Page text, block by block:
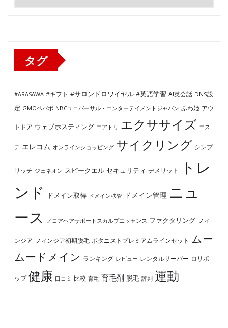
タグ
#ARASAWA #ギフト #サロンドロワイヤル #英語学習 AI英会話 DNS設
定 GMOペパボ NBCユニバーサル・エンターテイメントジャパン ふわ姫 アウ
トドア ウェブホスティング エアトリ エクササイズ エス
テ エレコム オンラインショッピング サイクリング シンプ
リッチ ジェネオン スピークエル セキュリティ デメリット
トレ
ンド
ドメイン取得 ドメイン移管 ドメイン管理 ニュ
ース
ノコアヘアサポートスカルプエッセンス ファクタリング フィ
ンジア フィンジア初期脱毛 ボタニストプレミアムラインセット ムー
ムードメイン ランキング レビュー レンタルサーバー ロリポ
ップ 健康 口コミ 比較 育毛 育毛剤 脱毛 評判 運動